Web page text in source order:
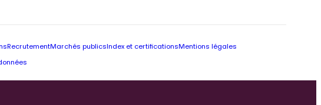
RecrutementMarchés publics Index et certifications Mentions légales